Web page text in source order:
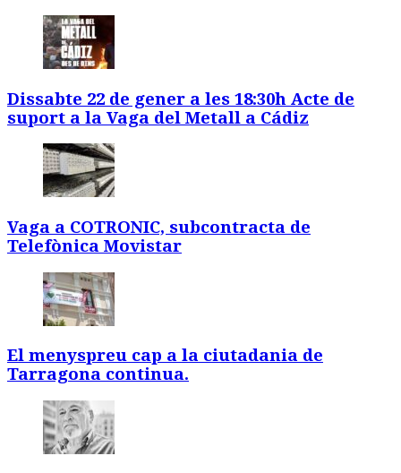
Dissabte 22 de gener a les 18:30h Acte de
suport a la Vaga del Metall a Cádiz
Vaga a COTRONIC, subcontracta de
Telefònica Movistar
El menyspreu cap a la ciutadania de
Tarragona continua.